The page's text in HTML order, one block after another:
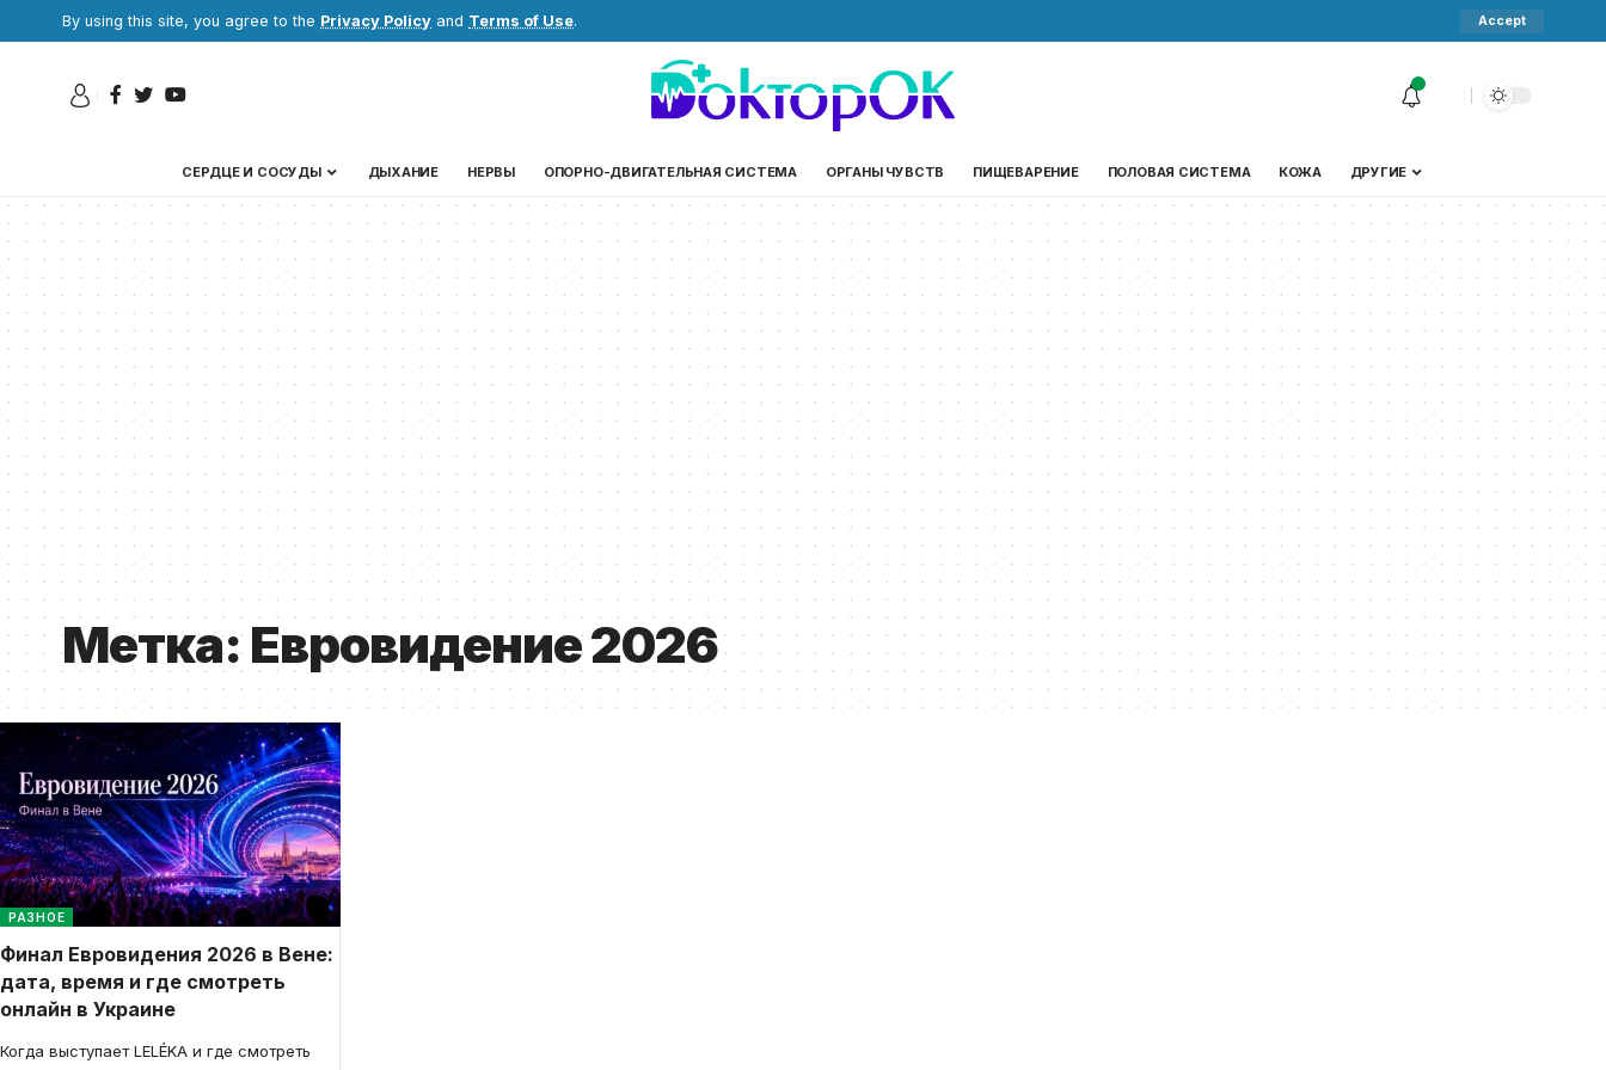
By using this site, you agree to the Privacy Policy and Terms of Use. Accept
СЕРДЦЕ И СОСУДЫ ДЫХАНИЕ НЕРВЫ ОПОРНО-ДВИГАТЕЛЬНАЯ СИСТЕМА ОРГАНЫ ЧУВСТВ ПИЩЕВАРЕНИЕ ПОЛОВАЯ СИСТЕМА КОЖА ДРУГИЕ
Метка:Евровидение 2026
РАЗНОЕ
Финал Евровидения 2026 в Вене:
дата, время и где смотреть
онлайн в Украине
Когда выступает LELÉKA и где смотреть